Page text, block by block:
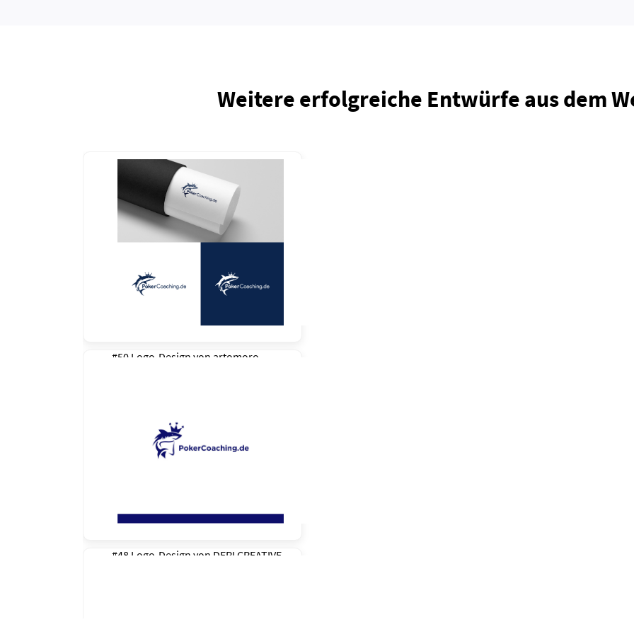
Weitere erfolgreiche Entwürfe aus dem
#50 Logo-Design von artomoro
#48 Logo-Design von DERI CREATIVE